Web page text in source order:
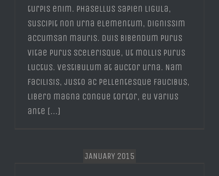
turpis enim. Phasellus sapien ligula,
suscipit non urna elementum, dignissim
accumsan mauris. Duis bibendum purus
vitae purus scelerisque, ut mollis purus
luctus. Vestibulum at auctor urna. Nam
facilisis, justo ac pellentesque faucibus,
libero magna congue tortor, eu varius
ante [...]
JANUARY 2015